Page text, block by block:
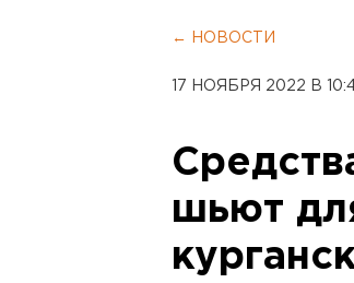
← НОВОСТИ
17 НОЯБРЯ 2022 В
шьют